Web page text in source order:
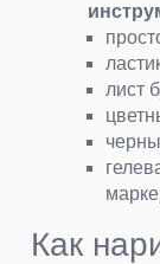
лист
Как